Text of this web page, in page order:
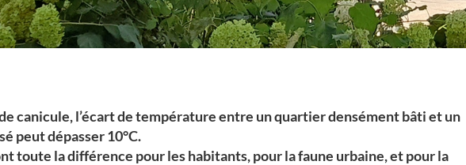
canicule, l’écart de température entre un quartier densément bâti et un
peut dépasser 10°C.
toute la différence pour les habitants, pour la faune urbaine, et pour la